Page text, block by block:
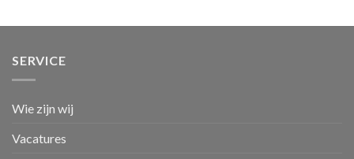
SERVICE
Wie zijn wij
Vacatures